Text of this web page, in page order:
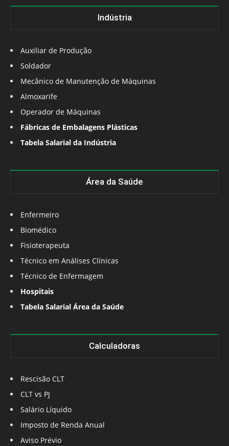
Indústria
Auxiliar de Produção
Soldador
Mecânico de Manutenção de Máquinas
Almoxarife
Operador de Máquinas
Fábricas de Embalagens Plásticas
Tabela Salarial da Indústria
Área da Saúde
Enfermeiro
Biomédico
Fisioterapeuta
Técnico em Análises Clínicas
Técnico de Enfermagem
Hospitais
Tabela Salarial Área da Saúde
Calculadoras
Rescisão CLT
CLT vs PJ
Salário Líquido
Imposto de Renda Anual
Aviso Prévio